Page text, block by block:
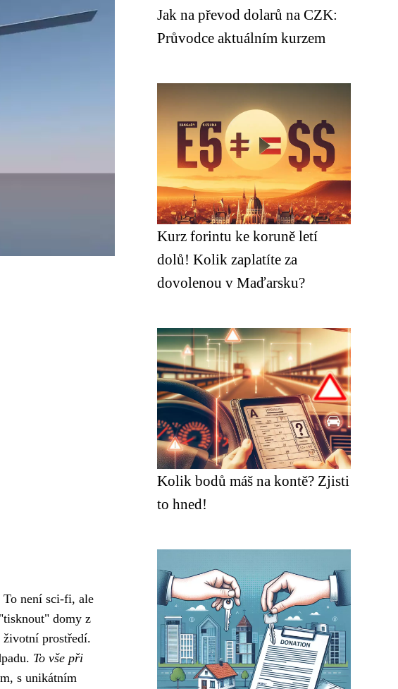
To není sci-fi, ale
domy z
životní prostředí.
To vše při
s unikátním
Jak na převod dolarů na CZK:
Průvodce aktuálním kurzem
Kurz forintu ke koruně letí
dolů! Kolik zaplatíte za
dovolenou v Maďarsku?
Kolik bodů máš na kontě? Zjisti
to hned!